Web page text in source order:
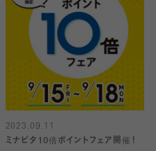
2023.09.11
ミナピタ10倍ポイントフェア開催！